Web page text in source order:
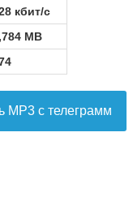
кбит/с
MB
MP3 с телеграмм